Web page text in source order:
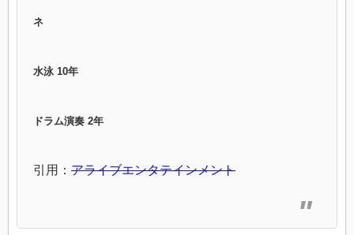
ネ
水泳 10年
ドラム演奏 2年
引用： アライブエンタテインメント